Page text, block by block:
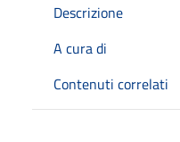
Descrizione
A cura di
Contenuti correlati